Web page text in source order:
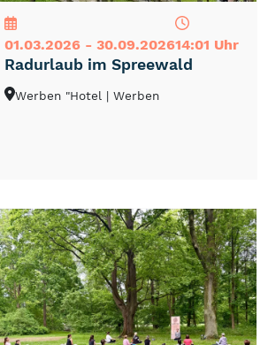
01.03.2026 - 30.09.202614:01 Uhr
Radurlaub im Spreewald
Werben "Hotel | Werben